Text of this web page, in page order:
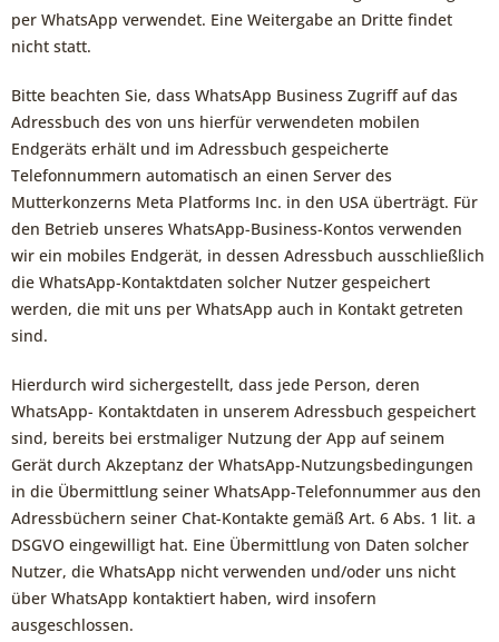
per WhatsApp verwendet. Eine Weitergabe an Dritte findet
nicht statt.
Bitte beachten Sie, dass WhatsApp Business Zugriff auf das
Adressbuch des von uns hierfür verwendeten mobilen
Endgeräts erhält und im Adressbuch gespeicherte
Telefonnummern automatisch an einen Server des
Mutterkonzerns Meta Platforms Inc. in den USA überträgt. Für
den Betrieb unseres WhatsApp-Business-Kontos verwenden
wir ein mobiles Endgerät, in dessen Adressbuch ausschließlich
die WhatsApp-Kontaktdaten solcher Nutzer gespeichert
werden, die mit uns per WhatsApp auch in Kontakt getreten
sind.
Hierdurch wird sichergestellt, dass jede Person, deren
WhatsApp- Kontaktdaten in unserem Adressbuch gespeichert
sind, bereits bei erstmaliger Nutzung der App auf seinem
Gerät durch Akzeptanz der WhatsApp-Nutzungsbedingungen
in die Übermittlung seiner WhatsApp-Telefonnummer aus den
Adressbüchern seiner Chat-Kontakte gemäß Art. 6 Abs. 1 lit. a
DSGVO eingewilligt hat. Eine Übermittlung von Daten solcher
Nutzer, die WhatsApp nicht verwenden und/oder uns nicht
über WhatsApp kontaktiert haben, wird insofern
ausgeschlossen.